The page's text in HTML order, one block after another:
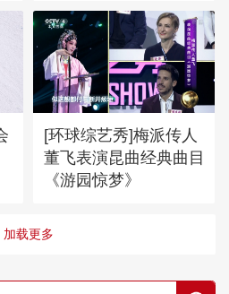
[环球综艺秀]梅派传人
董飞表演昆曲经典曲目
《游园惊梦》
加载更多